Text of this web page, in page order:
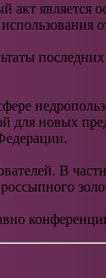
является
новых
В